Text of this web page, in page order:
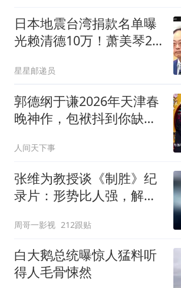
日本地震台湾捐款名单曝
光赖清德10万！萧美琴20
星星邮递员
郭德纲于谦2026年天津春
晚神作，包袱抖到你缺氧
人间天下事
张维为教授谈《制胜》纪
录片：形势比人强，解放
周哥一影视 212跟贴
白大鹅总统曝惊人猛料听
得人毛骨悚然